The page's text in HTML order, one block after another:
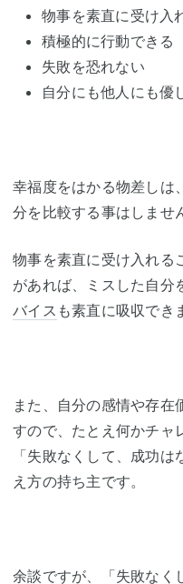
物事を素直に受け入
積極的に行動できる
失敗を恐れない
自分にも他人にも優
幸福度をはかる物差しは
分を比較する事はしませ
物事を素直に受け入れる
があれば、ミスした自分
バイス も素直に吸収でき
また、自分の感情や存在
すので、たとえ何かチャ
「失敗なくして、成功
え方の持ち主です。
余談ですが、「失敗なく